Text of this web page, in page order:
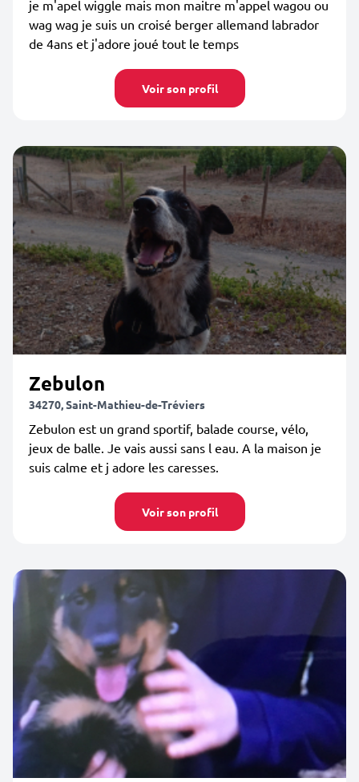
je m'apel wiggle mais mon maitre m'appel wagou ou
wag wag je suis un croisé berger allemand labrador
de 4ans et j'adore joué tout le temps
Voir son profil
Zebulon
34270, Saint-Mathieu-de-Tréviers
Zebulon est un grand sportif, balade course, vélo,
jeux de balle. Je vais aussi sans l eau. A la maison je
suis calme et j adore les caresses.
Voir son profil